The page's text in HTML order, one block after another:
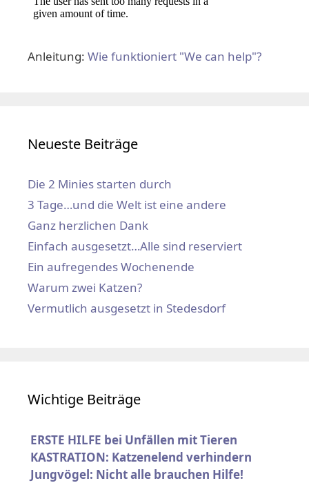
Anleitung: Wie funktioniert "We can help"?
Neueste Beiträge
Die 2 Minies starten durch
3 Tage…und die Welt ist eine andere
Ganz herzlichen Dank
Einfach ausgesetzt…Alle sind reserviert
Ein aufregendes Wochenende
Warum zwei Katzen?
Vermutlich ausgesetzt in Stedesdorf
Wichtige Beiträge
ERSTE HILFE bei Unfällen mit Tieren
KASTRATION: Katzenelend verhindern
Jungvögel: Nicht alle brauchen Hilfe!